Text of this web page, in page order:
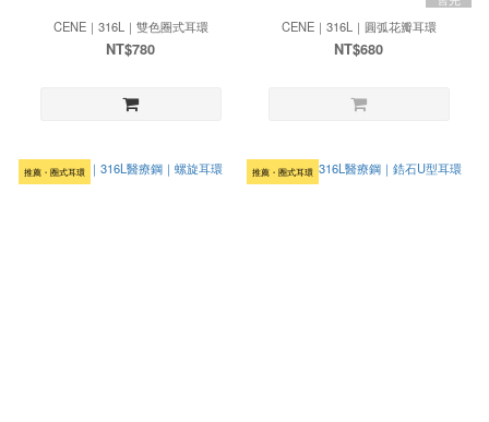
CENE｜316L｜雙色圈式耳環
NT$780
CENE｜316L｜圓弧花瓣耳環
NT$680
推薦・圈式耳環 推薦・圈式耳環